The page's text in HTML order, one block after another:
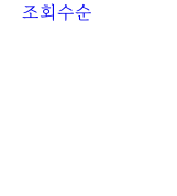
조회수순